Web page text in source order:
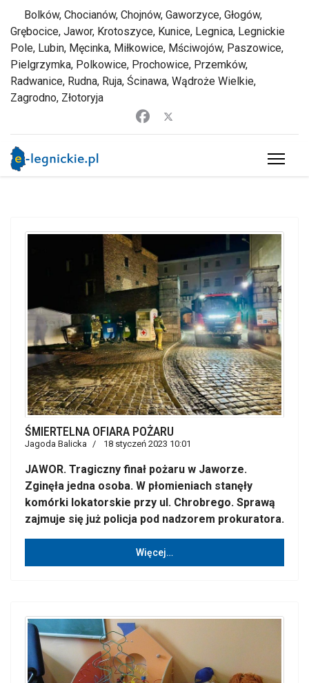
Bolków, Chocianów, Chojnów, Gaworzyce, Głogów,
Grębocice, Jawor, Krotoszyce, Kunice, Legnica, Legnickie
Pole, Lubin, Męcinka, Miłkowice, Mściwojów, Paszowice,
Pielgrzymka, Polkowice, Prochowice, Przemków,
Radwanice, Rudna, Ruja, Ścinawa, Wądroże Wielkie,
Zagrodno, Złotoryja
ŚMIERTELNA OFIARA POŻARU
Jagoda Balicka 18 styczeń 2023 10:01
JAWOR. Tragiczny finał pożaru w Jaworze.
Zginęła jedna osoba. W płomieniach stanęły
komórki lokatorskie przy ul. Chrobrego. Sprawą
zajmuje się już policja pod nadzorem prokuratora.
Więcej…